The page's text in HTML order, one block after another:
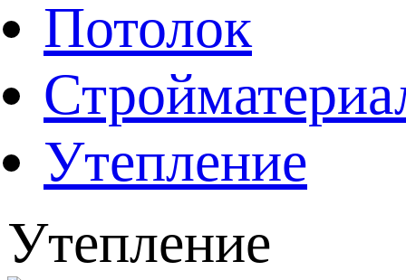
Потолок
Утепление
Утепление